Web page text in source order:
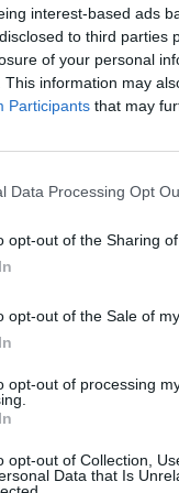
interest-based ads
to third parties
of your personal
This information may
Participants that may
Data Processing Opt
opt-out of the Sharing
opt-out of the Sale of
opt-out of processing
opt-out of Collection,
Data that Is
ένας τουρίστας
που έχουν
από ένα 10ο γύρο
που
σύστημα.
πως
από το